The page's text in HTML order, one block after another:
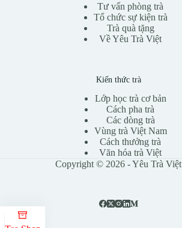
Tư vấn phòng trà
Tổ chức sự kiện trà
Trà quà tặng
Về Yêu Trà Việt
Kiến thức trà
Lớp học trà cơ bản
Cách pha trà
Các dòng trà
Vùng trà Việt Nam
Cách thưởng trà
Văn hóa trà Việt
Copyright © 2026 - Yêu Trà Việt